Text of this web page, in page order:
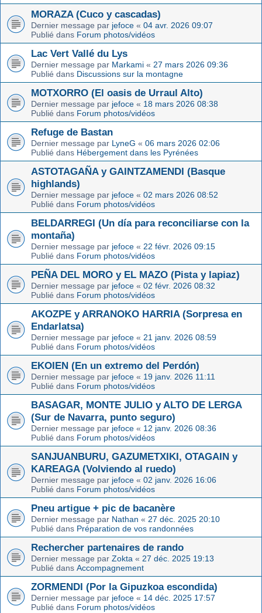
MORAZA (Cuco y cascadas)
Dernier message par jefoce « 04 avr. 2026 09:07
Publié dans Forum photos/vidéos
Lac Vert Vallé du Lys
Dernier message par Markami « 27 mars 2026 09:36
Publié dans Discussions sur la montagne
MOTXORRO (El oasis de Urraul Alto)
Dernier message par jefoce « 18 mars 2026 08:38
Publié dans Forum photos/vidéos
Refuge de Bastan
Dernier message par LyneG « 06 mars 2026 02:06
Publié dans Hébergement dans les Pyrénées
ASTOTAGAÑA y GAINTZAMENDI (Basque
highlands)
Dernier message par jefoce « 02 mars 2026 08:52
Publié dans Forum photos/vidéos
BELDARREGI (Un día para reconciliarse con la
montaña)
Dernier message par jefoce « 22 févr. 2026 09:15
Publié dans Forum photos/vidéos
PEÑA DEL MORO y EL MAZO (Pista y lapiaz)
Dernier message par jefoce « 02 févr. 2026 08:32
Publié dans Forum photos/vidéos
AKOZPE y ARRANOKO HARRIA (Sorpresa en
Endarlatsa)
Dernier message par jefoce « 21 janv. 2026 08:59
Publié dans Forum photos/vidéos
EKOIEN (En un extremo del Perdón)
Dernier message par jefoce « 19 janv. 2026 11:11
Publié dans Forum photos/vidéos
BASAGAR, MONTE JULIO y ALTO DE LERGA
(Sur de Navarra, punto seguro)
Dernier message par jefoce « 12 janv. 2026 08:36
Publié dans Forum photos/vidéos
SANJUANBURU, GAZUMETXIKI, OTAGAIN y
KAREAGA (Volviendo al ruedo)
Dernier message par jefoce « 02 janv. 2026 16:06
Publié dans Forum photos/vidéos
Pneu artigue + pic de bacanère
Dernier message par Nathan « 27 déc. 2025 20:10
Publié dans Préparation de vos randonnées
Rechercher partenaires de rando
Dernier message par Zokta « 27 déc. 2025 19:13
Publié dans Accompagnement
ZORMENDI (Por la Gipuzkoa escondida)
Dernier message par jefoce « 14 déc. 2025 17:57
Publié dans Forum photos/vidéos